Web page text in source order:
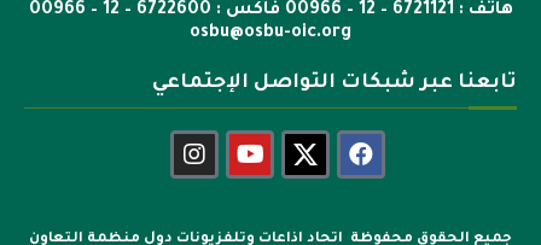
هاتف : 6721121 – 12 – 00966 فاكس : 6722600 – 12 – 00966
osbu@osbu-oic.org
تابعنا عبر شبكات التواصل الإجتماعي
جميع الحقوق محفوظة اتحاد اذاعات وتلفزيونات دول منظمة التعاون